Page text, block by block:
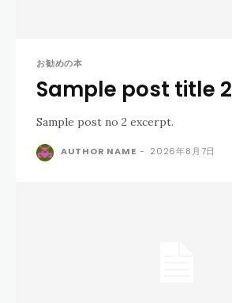
お勧めの本
Sample post title 2
Sample post no 2 excerpt.
AUTHOR NAME - 2026年8月7日